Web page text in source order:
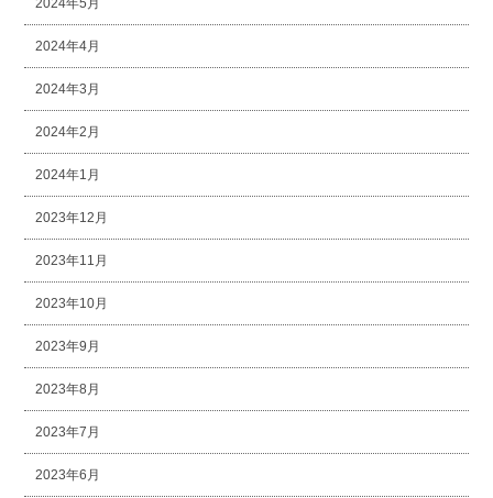
2024年5月
2024年4月
2024年3月
2024年2月
2024年1月
2023年12月
2023年11月
2023年10月
2023年9月
2023年8月
2023年7月
2023年6月